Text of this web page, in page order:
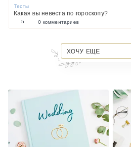
Тесты
Какая вы невеста по гороскопу?
5
0 комментариев
ХОЧУ ЕЩЕ